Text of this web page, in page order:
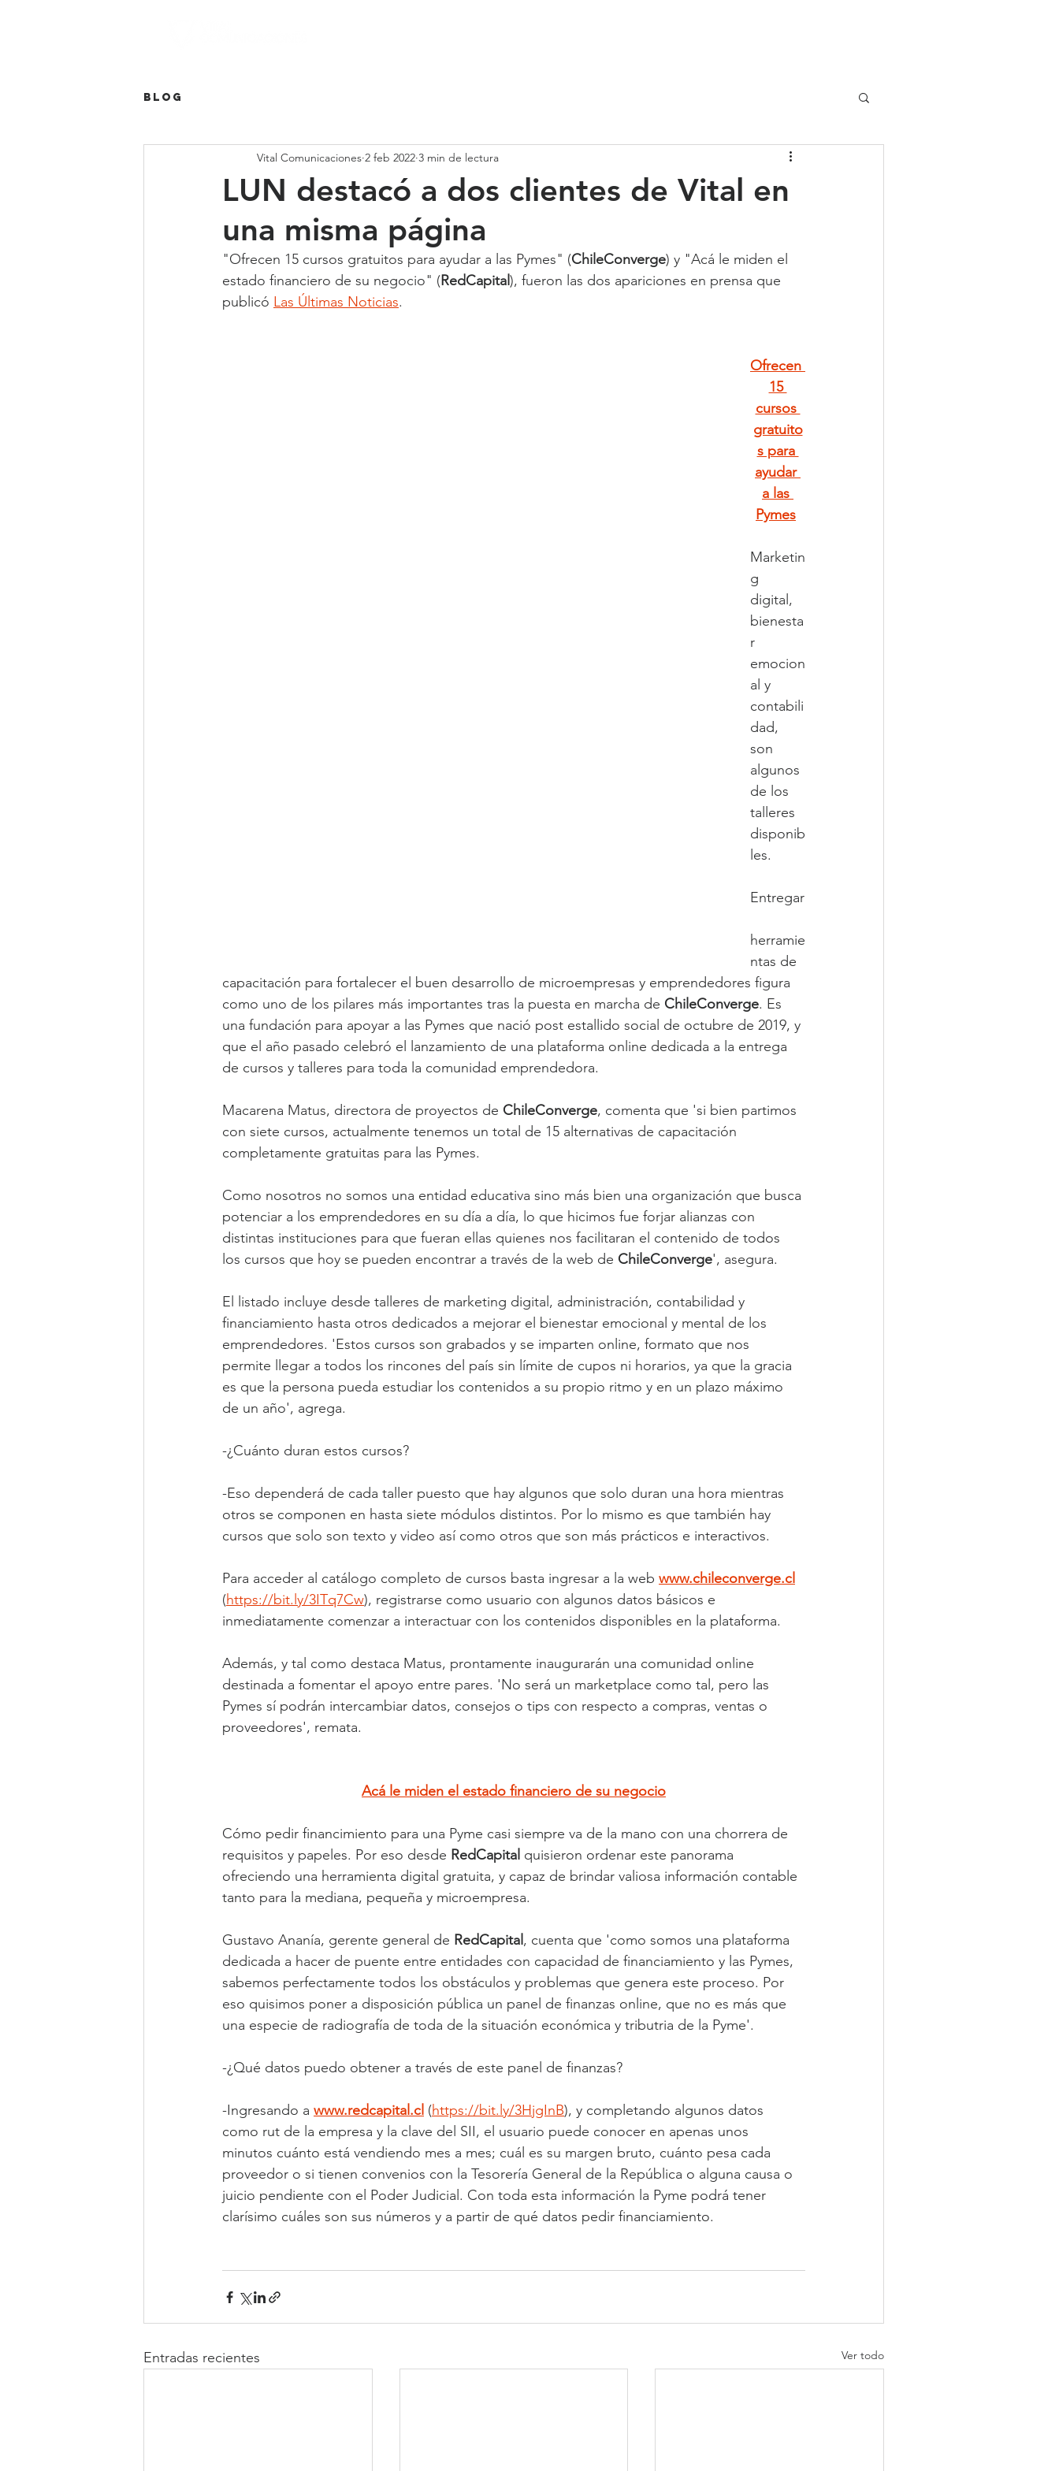
Blog
LUN destacó a dos clientes de Vital en
una misma página
Vital Comunicaciones 2 feb 2022 3 min de lectura
"Ofrecen 15 cursos gratuitos para ayudar a las Pymes" (ChileConverge) y "Acá le miden el
estado financiero de su negocio" (RedCapital), fueron las dos apariciones en prensa que
publicó Las Últimas Noticias.
Ofrecen
15
cursos
gratuito
s para
ayudar
a las
Pymes
Marketin
g
digital,
bienesta
r
emocion
al y
contabili
dad,
son
algunos
de los
talleres
disponib
les.
Entregar
herramie
ntas de
capacitación para fortalecer el buen desarrollo de microempresas y emprendedores figura
como uno de los pilares más importantes tras la puesta en marcha de ChileConverge. Es
una fundación para apoyar a las Pymes que nació post estallido social de octubre de 2019, y
que el año pasado celebró el lanzamiento de una plataforma online dedicada a la entrega
de cursos y talleres para toda la comunidad emprendedora.
Macarena Matus, directora de proyectos de ChileConverge, comenta que 'si bien partimos
con siete cursos, actualmente tenemos un total de 15 alternativas de capacitación
completamente gratuitas para las Pymes.
Como nosotros no somos una entidad educativa sino más bien una organización que busca
potenciar a los emprendedores en su día a día, lo que hicimos fue forjar alianzas con
distintas instituciones para que fueran ellas quienes nos facilitaran el contenido de todos
los cursos que hoy se pueden encontrar a través de la web de ChileConverge', asegura.
El listado incluye desde talleres de marketing digital, administración, contabilidad y
financiamiento hasta otros dedicados a mejorar el bienestar emocional y mental de los
emprendedores. 'Estos cursos son grabados y se imparten online, formato que nos
permite llegar a todos los rincones del país sin límite de cupos ni horarios, ya que la gracia
es que la persona pueda estudiar los contenidos a su propio ritmo y en un plazo máximo
de un año', agrega.
-¿Cuánto duran estos cursos?
-Eso dependerá de cada taller puesto que hay algunos que solo duran una hora mientras
otros se componen en hasta siete módulos distintos. Por lo mismo es que también hay
cursos que solo son texto y video así como otros que son más prácticos e interactivos.
Para acceder al catálogo completo de cursos basta ingresar a la web www.chileconverge.cl
(https://bit.ly/3ITq7Cw), registrarse como usuario con algunos datos básicos e
inmediatamente comenzar a interactuar con los contenidos disponibles en la plataforma.
Además, y tal como destaca Matus, prontamente inaugurarán una comunidad online
destinada a fomentar el apoyo entre pares. 'No será un marketplace como tal, pero las
Pymes sí podrán intercambiar datos, consejos o tips con respecto a compras, ventas o
proveedores', remata.
Acá le miden el estado financiero de su negocio
Cómo pedir financimiento para una Pyme casi siempre va de la mano con una chorrera de
requisitos y papeles. Por eso desde RedCapital quisieron ordenar este panorama
ofreciendo una herramienta digital gratuita, y capaz de brindar valiosa información contable
tanto para la mediana, pequeña y microempresa.
Gustavo Ananía, gerente general de RedCapital , cuenta que 'como somos una plataforma
dedicada a hacer de puente entre entidades con capacidad de financiamiento y las Pymes,
sabemos perfectamente todos los obstáculos y problemas que genera este proceso. Por
eso quisimos poner a disposición pública un panel de finanzas online, que no es más que
una especie de radiografía de toda de la situación económica y tributria de la Pyme'.
-¿Qué datos puedo obtener a través de este panel de finanzas?
-Ingresando a www.redcapital.cl (https://bit.ly/3HjgInB), y completando algunos datos
como rut de la empresa y la clave del SII, el usuario puede conocer en apenas unos
minutos cuánto está vendiendo mes a mes; cuál es su margen bruto, cuánto pesa cada
proveedor o si tienen convenios con la Tesorería General de la República o alguna causa o
juicio pendiente con el Poder Judicial. Con toda esta información la Pyme podrá tener
clarísimo cuáles son sus números y a partir de qué datos pedir financiamiento.
Entradas recientes Ver todo